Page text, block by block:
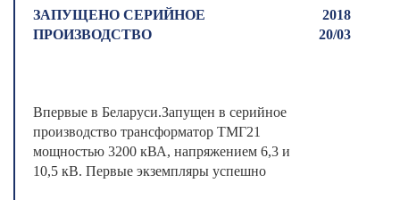
ЗАПУЩЕНО СЕРИЙНОЕ
ПРОИЗВОДСТВО
2018
20/03
Впервые в Беларуси.Запущен в серийное
производство трансформатор ТМГ21
мощностью 3200 кВА, напряжением 6,3 и
10,5 кВ. Первые экземпляры успешно